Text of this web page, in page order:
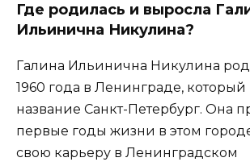
Где родилась и выросла
Ильинична Никулина?
Галина Ильинична Никулина
1960 года в Ленинграде,
название Санкт-Петербург. Она
первые годы жизни в этом
свою карьеру в Ленинградском